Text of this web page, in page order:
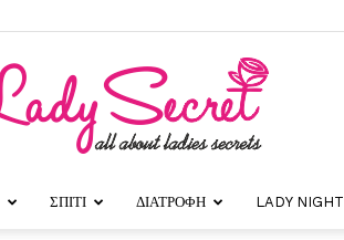
ΣΠΙΤΙ ΔΙΑΤΡΟΦΗ LADY NIGHT